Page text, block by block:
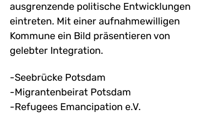
ausgrenzende politische Entwicklungen
eintreten. Mit einer aufnahmewilligen
Kommune ein Bild präsentieren von
gelebter Integration.
-Seebrücke Potsdam
-Migrantenbeirat Potsdam
-Refugees Emancipation e.V.